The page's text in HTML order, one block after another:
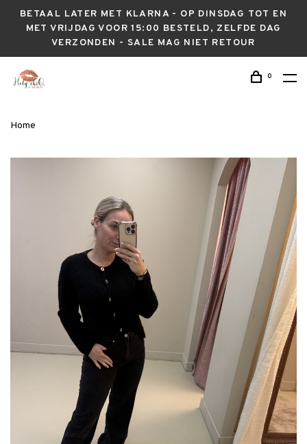
BETAAL LATER MET KLARNA - OP DINSDAG TOT EN
MET VRIJDAG VOOR 15:00 BESTELD, ZELFDE DAG
VERZONDEN - SALE MAG NIET RETOUR
0
Home